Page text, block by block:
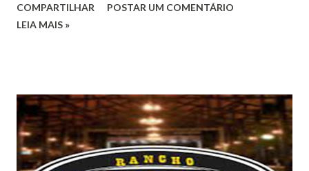
COMPARTILHAR
POSTAR UM COMENTÁRIO
LEIA MAIS »